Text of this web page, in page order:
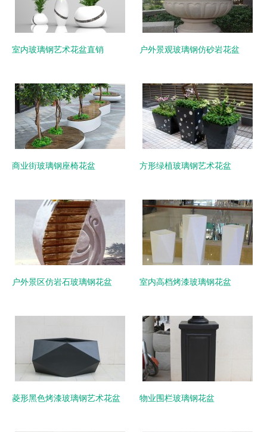
室内玻璃钢艺术花盆直销 户外景观玻璃钢仿砂岩花盆
商业街玻璃钢座椅花盆 方形绿植玻璃钢艺术花盆
户外景区仿岩石玻璃钢花盆 室内高档烤漆玻璃钢花盆
菱形黑色烤漆玻璃钢艺术花盆 物业围栏玻璃钢花盆